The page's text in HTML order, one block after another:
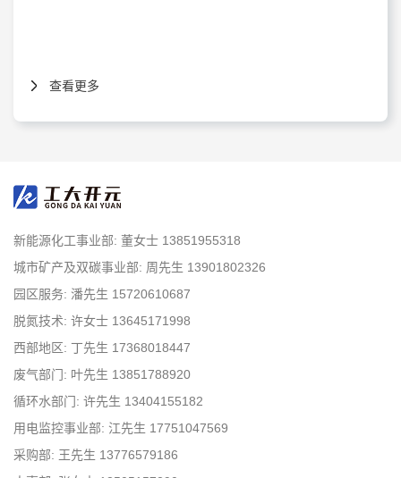
查看更多
新能源化工事业部: 董女士 13851955318
城市矿产及双碳事业部: 周先生 13901802326
园区服务: 潘先生 15720610687
脱氮技术: 许女士 13645171998
西部地区: 丁先生 17368018447
废气部门: 叶先生 13851788920
循环水部门: 许先生 13404155182
用电监控事业部: 江先生 17751047569
采购部: 王先生 13776579186